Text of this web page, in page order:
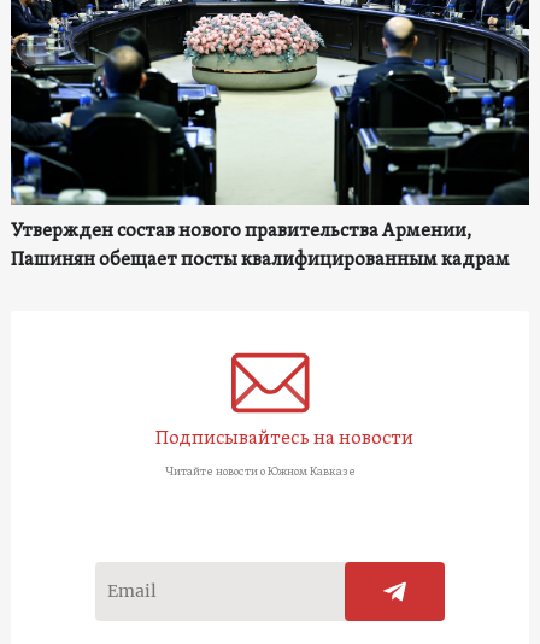
Утвержден состав нового правительства Армении,
Пашинян обещает посты квалифицированным кадрам
Подписывайтесь на новости
Читайте новости о Южном Кавказе